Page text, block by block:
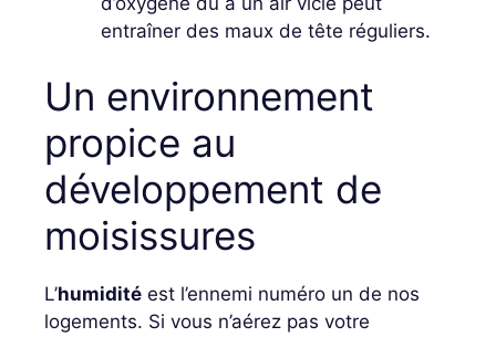
entraîner des maux de tête réguliers.
Un environnement
propice au
développement de
moisissures
L’humidité est l’ennemi numéro un de nos
logements. Si vous n’aérez pas votre